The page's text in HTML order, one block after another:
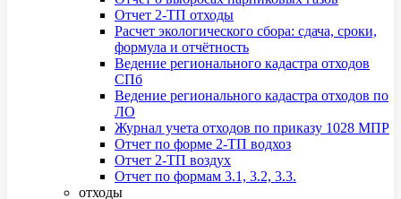
Отчет 2-ТП отходы
Расчет экологического сбора: сдача, сроки,
формула и отчётность
Ведение регионального кадастра отходов
СПб
Ведение регионального кадастра отходов по
ЛО
Журнал учета отходов по приказу 1028 МПР
Отчет по форме 2-ТП водхоз
Отчет 2-ТП воздух
Отчет по формам 3.1, 3.2, 3.3.
отходы